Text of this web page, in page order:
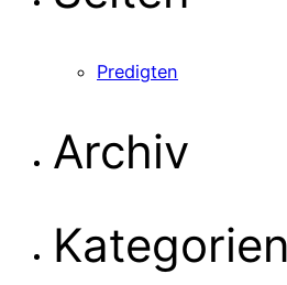
Predigten
Archiv
Kategorien